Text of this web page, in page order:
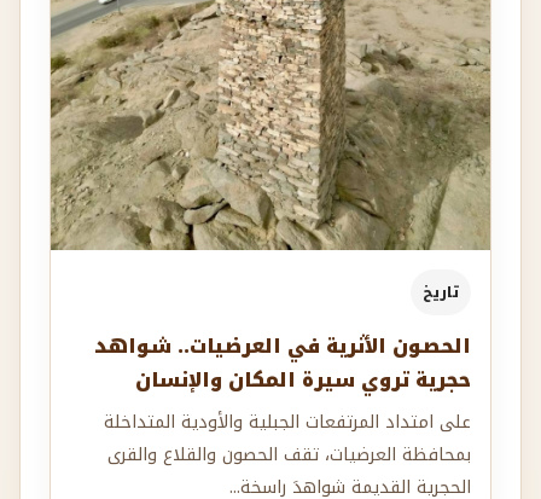
تاريخ
الحصون الأثرية في العرضيات.. شواهد
حجرية تروي سيرة المكان والإنسان
على امتداد المرتفعات الجبلية والأودية المتداخلة
بمحافظة العرضيات، تقف الحصون والقلاع والقرى
الحجرية القديمة شواهدَ راسخة...